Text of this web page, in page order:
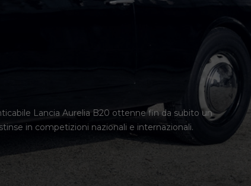
Lancia Aurelia B20 ottenne fin da subito un
in competizioni nazionali e internazionali.